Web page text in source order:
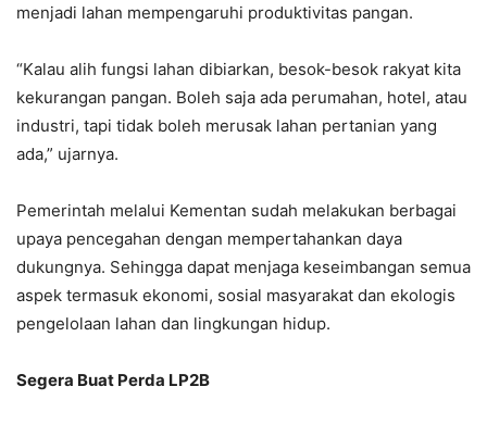
menjadi lahan mempengaruhi produktivitas pangan.
“Kalau alih fungsi lahan dibiarkan, besok-besok rakyat kita
kekurangan pangan. Boleh saja ada perumahan, hotel, atau
industri, tapi tidak boleh merusak lahan pertanian yang
ada,” ujarnya.
Pemerintah melalui Kementan sudah melakukan berbagai
upaya pencegahan dengan mempertahankan daya
dukungnya. Sehingga dapat menjaga keseimbangan semua
aspek termasuk ekonomi, sosial masyarakat dan ekologis
pengelolaan lahan dan lingkungan hidup.
Segera Buat Perda LP2B